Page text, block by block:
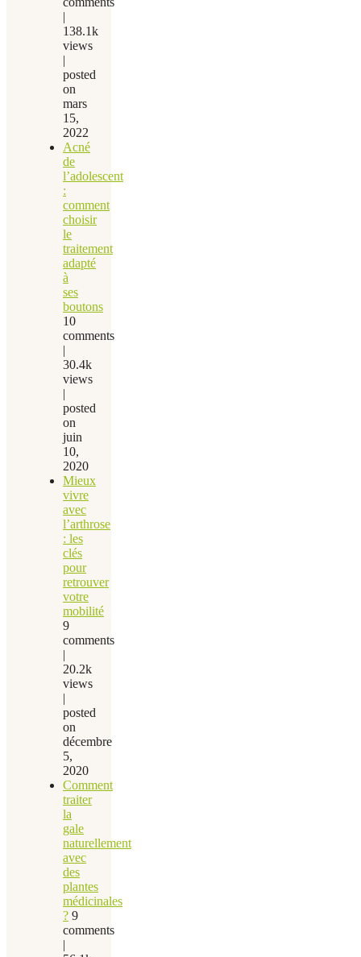
|
138.1k
views
|
posted
on
mars
15,
2022
Acné
de
l’adolescent
:
comment
choisir
le
traitement
adapté
à
ses
boutons
10
comments
|
30.4k
views
|
posted
on
juin
10,
2020
Mieux
vivre
avec
l’arthrose
: les
clés
pour
retrouver
votre
mobilité
9
comments
|
20.2k
views
|
posted
on
décembre
5,
2020
Comment
traiter
la
gale
naturellement
avec
des
plantes
médicinales
? 9
comments
|